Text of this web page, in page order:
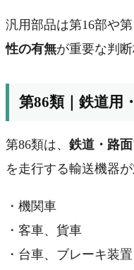
汎用部品は第16部や
性の有無が重要な判断
第86類｜鉄道用
第86類は、 鉄道・路
を走行する輸送機器が
・機関車
・客車、貨車
・台車、ブレーキ装置